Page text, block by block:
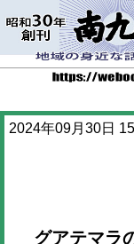
2024年09月30日
グアテマラ